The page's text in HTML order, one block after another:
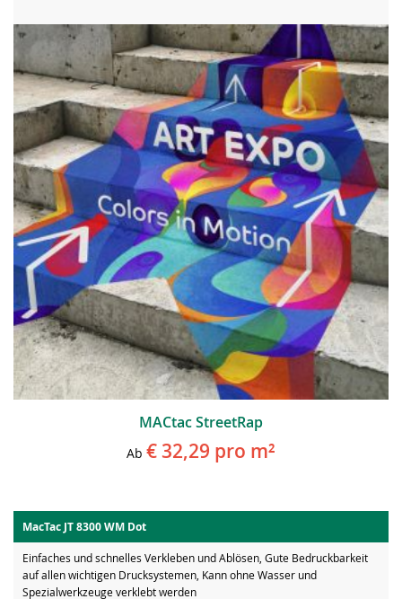
MACtac StreetRap
Ab € 32,29 pro m²
MacTac JT 8300 WM Dot
Einfaches und schnelles Verkleben und Ablösen, Gute Bedruckbarkeit
auf allen wichtigen Drucksystemen, Kann ohne Wasser und
Spezialwerkzeuge verklebt werden